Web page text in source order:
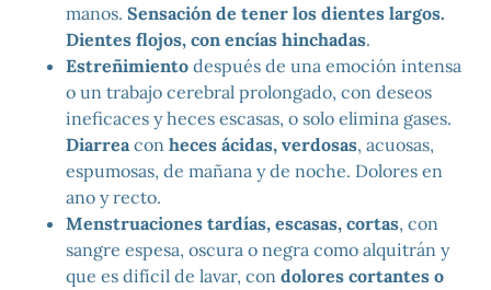
manos. Sensación de tener los dientes largos.
Dientes flojos, con encías hinchadas.
Estreñimiento después de una emoción intensa
o un trabajo cerebral prolongado, con deseos
ineficaces y heces escasas, o solo elimina gases.
Diarreacon heces ácidas, verdosas, acuosas,
espumosas, de mañana y de noche. Dolores en
ano y recto.
Menstruaciones tardías, escasas, cortas, con
sangre espesa, oscura o negra como alquitrán y
que es difícil de lavar, con dolores cortantes o